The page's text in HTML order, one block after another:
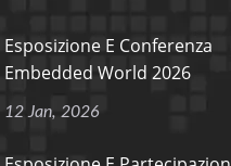
Esposizione E Conferenza
Embedded World 2026
12 Jan, 2026